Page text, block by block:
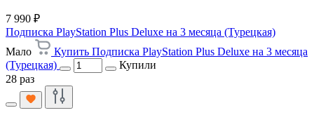
7 990 ₽
Подписка PlayStation Plus Deluxe на 3 месяца (Турецкая)
Мало
Купить Подписка PlayStation Plus Deluxe на 3 месяца
(Турецкая)
Купили
28 раз